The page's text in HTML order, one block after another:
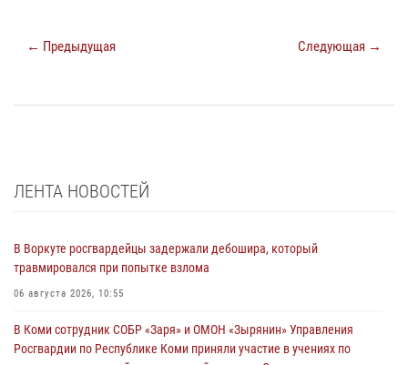
← Предыдущая Следующая →
ЛЕНТА НОВОСТЕЙ
В Воркуте росгвардейцы задержали дебошира, который
травмировался при попытке взлома
06 августа 2026, 10:55
В Коми сотрудник СОБР «Заря» и ОМОН «Зырянин» Управления
Росгвардии по Республике Коми приняли участие в учениях по